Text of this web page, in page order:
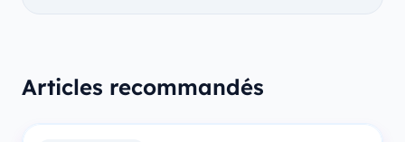
Articles recommandés